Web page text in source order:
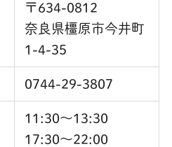
〒634-0812
奈良県橿原市今井町
1-4-35
0744-29-3807
11:30～13:30
17:30～22:00